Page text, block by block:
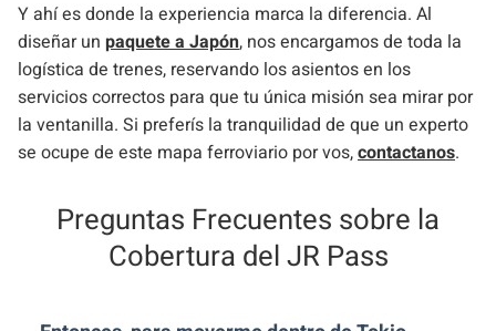
Y ahí es donde la experiencia marca la diferencia. Al
diseñar un paquete a Japón, nos encargamos de toda la
logística de trenes, reservando los asientos en los
servicios correctos para que tu única misión sea mirar por
la ventanilla. Si preferís la tranquilidad de que un experto
se ocupe de este mapa ferroviario por vos,contactanos.
Preguntas Frecuentes sobre la
Cobertura del JR Pass